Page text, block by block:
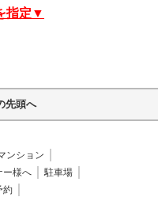
指定▼
先頭へ
ンション
ー様へ
駐車場
約